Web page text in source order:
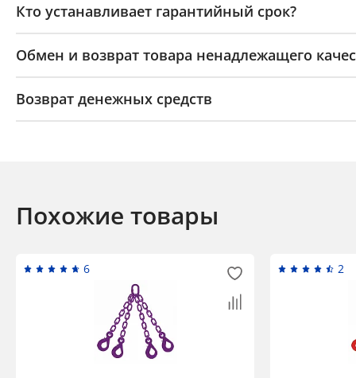
Кто устанавливает гарантийный срок?
Обмен и возврат товара ненадлежащего
Возврат денежных средств
Похожие товары
6 2